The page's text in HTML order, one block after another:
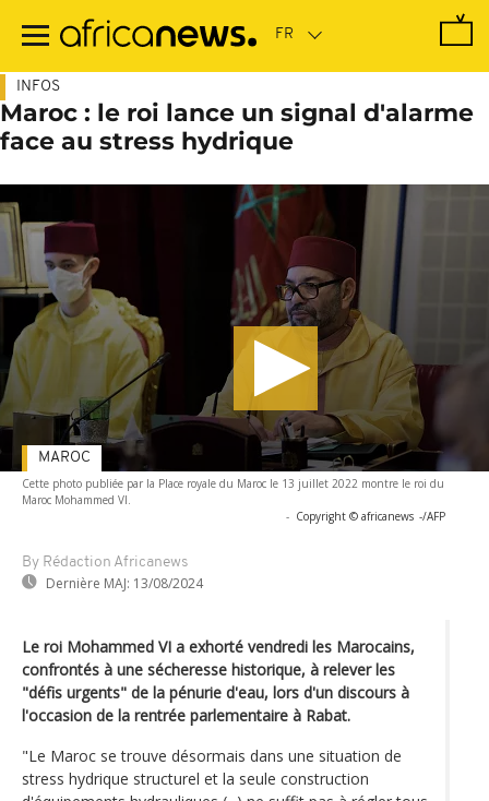
contenu
INFOS
Maroc : le roi lance un signal d'alarme
face au stress hydrique
Cette photo publiée par la Place royale du Maroc le 13 juillet 2022 montre le roi du
Maroc Mohammed VI.
- Copyright © africanews -/AFP
By Rédaction Africanews
Dernière MAJ: 13/08/2024
MAROC
Le roi Mohammed VI a exhorté vendredi les Marocains,
confrontés à une sécheresse historique, à relever les
"défis urgents" de la pénurie d'eau, lors d'un discours à
l'occasion de la rentrée parlementaire à Rabat.
"Le Maroc se trouve désormais dans une situation de
stress hydrique structurel et la seule construction